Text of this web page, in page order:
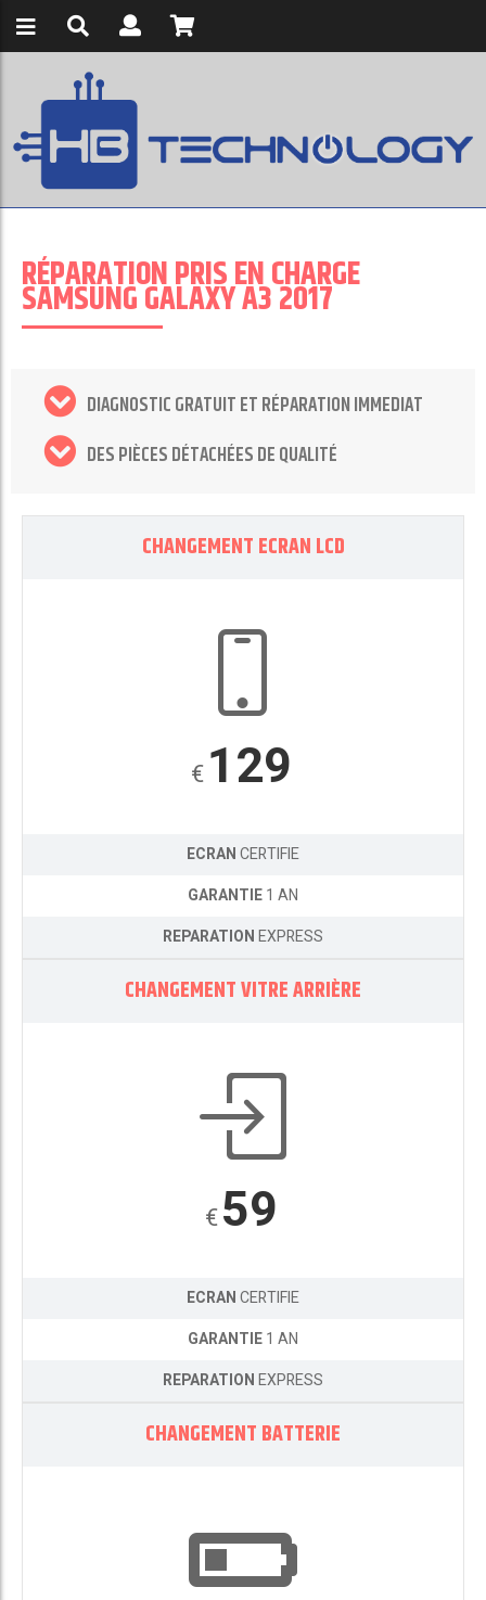
RÉPARATION PRIS EN CHARGE
SAMSUNG GALAXY A3 2017
DIAGNOSTIC GRATUIT ET RÉPARATION IMMEDIAT
DES PIÈCES DÉTACHÉES DE QUALITÉ
CHANGEMENT ECRAN LCD
€129
ECRANCERTIFIE
GARANTIE1 AN
REPARATIONEXPRESS
CHANGEMENT VITRE ARRIÈRE
€59
ECRANCERTIFIE
GARANTIE1 AN
REPARATIONEXPRESS
CHANGEMENT BATTERIE